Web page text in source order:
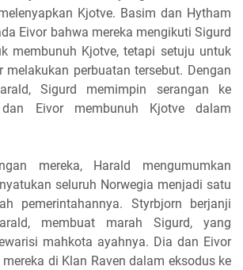
Kjotve. Basim dan Hytham
Eivor bahwa mereka mengikuti Sigurd
membunuh Kjotve, tetapi setuju untuk
melakukan perbuatan tersebut. Dengan
Sigurd memimpin serangan ke
Eivor membunuh Kjotve dalam
mereka, Harald mengumumkan
seluruh Norwegia menjadi satu
pemerintahannya. Styrbjorn berjanji
membuat marah Sigurd, yang
mahkota ayahnya. Dia dan Eivor
di Klan Raven dalam eksodus ke